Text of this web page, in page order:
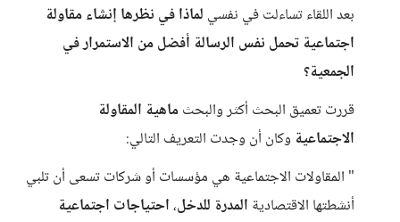
بعد اللقاء تساءلت في نفسي لماذا في نظرها إنشاء مقاولة
اجتماعية تحمل نفس الرسالة أفضل من الاستمرار في
الجمعية؟
قررت تعميق البحث أكثر والبحثماهية المقاولة
الاجتماعية وكان أن وجدت التعريف التالي:
" المقاولات الاجتماعية هي مؤسسات أو شركات تسعى أن تلبي
أنشطتها الاقتصادية المدرة للدخل،احتياجات اجتماعية